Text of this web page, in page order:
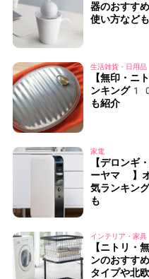
器のおすす
使い方など
生活雑貨・日用品
【無印・ニ
ンキング10
も紹介
家電
【デロンギ
ーヤマ 】オ
気ランキン
も
インテリア・家具
【ニトリ・
ンのおすす
タイプや北